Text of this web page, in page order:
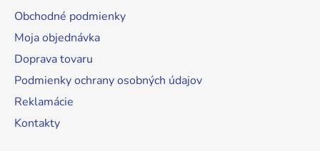
Obchodné podmienky
Moja objednávka
Doprava tovaru
Podmienky ochrany osobných údajov
Reklamácie
Kontakty